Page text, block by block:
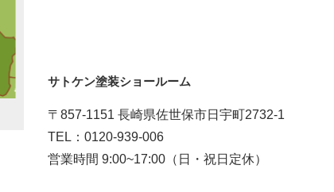
サトケン塗装ショールーム
〒857-1151 長崎県佐世保市日宇町2732-1
TEL：0120-939-006
営業時間 9:00~17:00（日・祝日定休）